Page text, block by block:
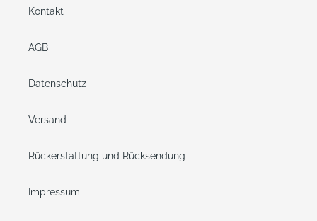
Kontakt
AGB
Datenschutz
Versand
Rückerstattung und Rücksendung
Impressum